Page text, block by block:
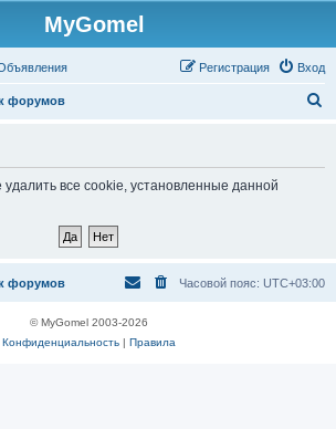
MyGomel
Вход
Регистрация
форумов
удалить все cookie, установленные данной
форумов Часовой пояс: UTC+03:00
© MyGomel 2003-2026
Конфиденциальность| Правила